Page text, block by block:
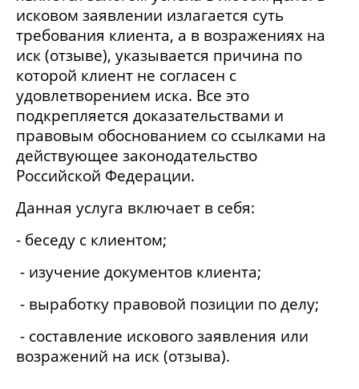
исковом заявлении излагается суть
требования клиента, а в возражениях на
иск (отзыве), указывается причина по
которой клиент не согласен с
удовлетворением иска. Все это
подкрепляется доказательствами и
правовым обоснованием со ссылками на
действующее законодательство
Российской Федерации.
Данная услуга включает в себя:
- беседу с клиентом;
- изучение документов клиента;
- выработку правовой позиции по делу;
- составление искового заявления или
возражений на иск (отзыва).